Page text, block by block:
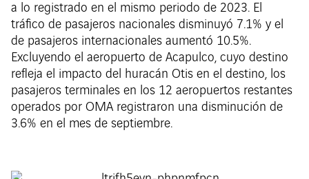
a lo registrado en el mismo periodo de 2023. El
tráfico de pasajeros nacionales disminuyó 7.1% y el
de pasajeros internacionales aumentó 10.5%.
Excluyendo el aeropuerto de Acapulco, cuyo destino
refleja el impacto del huracán Otis en el destino, los
pasajeros terminales en los 12 aeropuertos restantes
operados por OMA registraron una disminución de
3.6% en el mes de septiembre.